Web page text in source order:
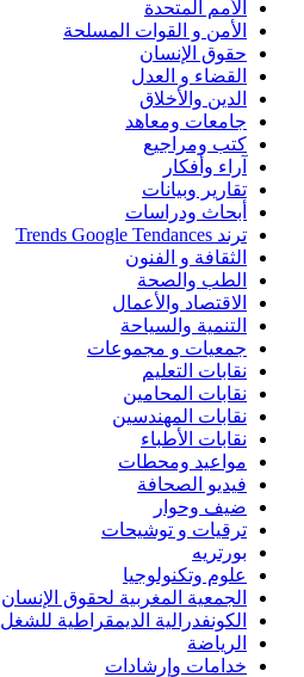
الأمم المتحدة
الأمن و القوات المسلحة
حقوق الإنسان
القضاء و العدل
الدين والأخلاق
جامعات ومعاهد
كتب ومراجيع
آراء وأفكار
تقارير وبيانات
أبحاث ودراسات
ترند Trends Google Tendances
الثقافة و الفنون
الطب والصحة
الاقتصاد والأعمال
التنمية والسياحة
جمعيات و مجموعات
نقابات التعليم
نقابات المحامين
نقابات المهندسين
نقابات الأطباء
مواعيد ومحطات
فيديو الصحافة
ضيف وحوار
ترقيات و توشيحات
بورتريه
علوم وتكنولوجيا
الجمعية المغربية لحقوق الإنسان
الكونفدرالية الديمقراطية للشغل
الرياضة
خدامات وإرشادات